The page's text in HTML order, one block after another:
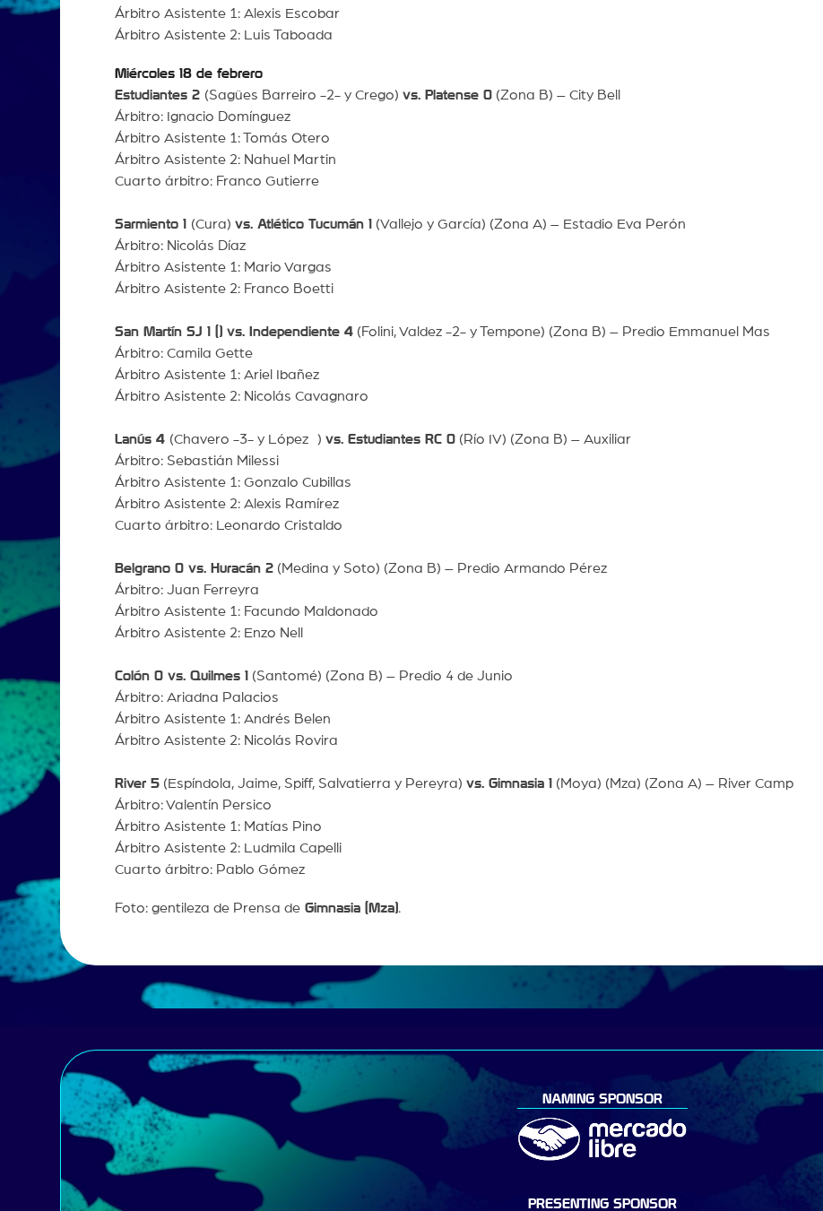
Árbitro Asistente 1: Alexis Escobar
Árbitro Asistente 2: Luis Taboada
Miércoles 18 de febrero
Estudiantes 2 (Sagües Barreiro -2- y Crego) vs. Platense 0(Zona B) – City Bell
Árbitro: Ignacio Domínguez
Árbitro Asistente 1: Tomás Otero
Árbitro Asistente 2: Nahuel Martin
Cuarto árbitro: Franco Gutierre
Sarmiento 1 (Cura) vs. Atlético Tucumán 1 (Vallejo y García) (Zona A) – Estadio Eva Perón
Árbitro: Nicolás Díaz
Árbitro Asistente 1: Mario Vargas
Árbitro Asistente 2: Franco Boetti
San Martín SJ 1 () vs. Independiente 4(Folini, Valdez -2- y Tempone) (Zona B) – Predio Emmanuel Mas
Árbitro: Camila Gette
Árbitro Asistente 1: Ariel Ibañez
Árbitro Asistente 2: Nicolás Cavagnaro
Lanús 4 (Chavero -3- y López ) vs. Estudiantes RC 0(Río IV) (Zona B) – Auxiliar
Árbitro: Sebastián Milessi
Árbitro Asistente 1: Gonzalo Cubillas
Árbitro Asistente 2: Alexis Ramírez
Cuarto árbitro: Leonardo Cristaldo
Belgrano 0 vs. Huracán 2(Medina y Soto) (Zona B) – Predio Armando Pérez
Árbitro: Juan Ferreyra
Árbitro Asistente 1: Facundo Maldonado
Árbitro Asistente 2: Enzo Nell
Colón 0 vs. Quilmes 1 (Santomé) (Zona B) – Predio 4 de Junio
Árbitro: Ariadna Palacios
Árbitro Asistente 1: Andrés Belen
Árbitro Asistente 2: Nicolás Rovira
River 5(Espíndola, Jaime, Spiff, Salvatierra y Pereyra) vs. Gimnasia 1 (Moya) (Mza) (Zona A) – River Camp
Árbitro: Valentín Persico
Árbitro Asistente 1: Matías Pino
Árbitro Asistente 2: Ludmila Capelli
Cuarto árbitro: Pablo Gómez
Foto: gentileza de Prensa de Gimnasia (Mza).
NAMING SPONSOR
PRESENTING SPONSOR